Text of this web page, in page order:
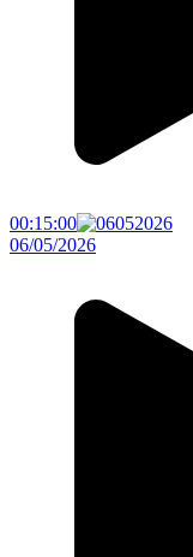
00:15:00
06/05/2026